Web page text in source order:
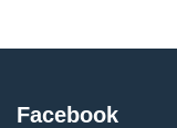
Facebook